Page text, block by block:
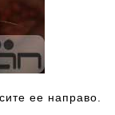
ее направо.